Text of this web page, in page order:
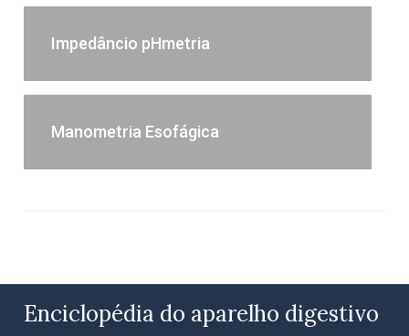
Impedâncio pHmetria
Manometria Esofágica
Enciclopédia do aparelho digestivo